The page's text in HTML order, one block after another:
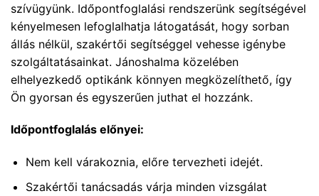
szívügyünk. Időpontfoglalási rendszerünk segítségével
kényelmesen lefoglalhatja látogatását, hogy sorban
állás nélkül, szakértői segítséggel vehesse igénybe
szolgáltatásainkat. Jánoshalma közelében
elhelyezkedő optikánk könnyen megközelíthető, így
Ön gyorsan és egyszerűen juthat el hozzánk.
Időpontfoglalás előnyei:
Nem kell várakoznia, előre tervezheti idejét.
Szakértői tanácsadás várja minden vizsgálat